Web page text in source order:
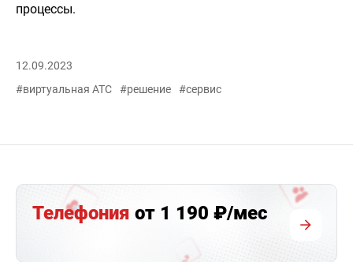
процессы.
12.09.2023
#виртуальная АТС
#решение #сервис
Телефония от 1 190 ₽/мес